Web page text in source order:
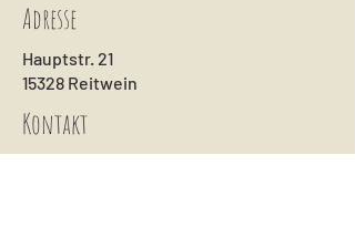
Adresse
Hauptstr. 21
15328 Reitwein
Kontakt